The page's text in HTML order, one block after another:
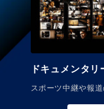
ドキュメンタ
スポーツ中継や報